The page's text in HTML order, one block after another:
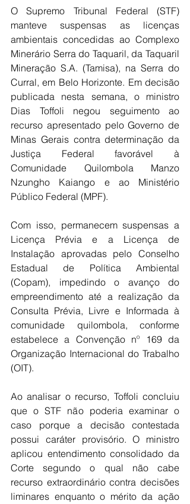
O Supremo Tribunal Federal (STF)
manteve suspensas as licenças
ambientais concedidas ao Complexo
Minerário Serra do Taquaril, da Taquaril
Mineração S.A. (Tamisa), na Serra do
Curral, em Belo Horizonte. Em decisão
publicada nesta semana, o ministro
Dias Toffoli negou seguimento ao
recurso apresentado pelo Governo de
Minas Gerais contra determinação da
Justiça Federal favorável à
Comunidade Quilombola Manzo
Nzungho Kaiango e ao Ministério
Público Federal (MPF).
Com isso, permanecem suspensas a
Licença Prévia e a Licença de
Instalação aprovadas pelo Conselho
Estadual de Política Ambiental
(Copam), impedindo o avanço do
empreendimento até a realização da
Consulta Prévia, Livre e Informada à
comunidade quilombola, conforme
estabelece a Convenção nº 169 da
Organização Internacional do Trabalho
(OIT).
Ao analisar o recurso, Toffoli concluiu
que o STF não poderia examinar o
caso porque a decisão contestada
possui caráter provisório. O ministro
aplicou entendimento consolidado da
Corte segundo o qual não cabe
recurso extraordinário contra decisões
liminares enquanto o mérito da ação